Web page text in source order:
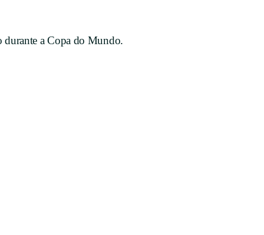
durante a Copa do Mundo.